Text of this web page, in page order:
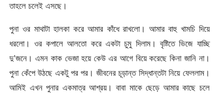
তাহলে চলেই এসছে।
পুনা ওর মাথাটা হালকা করে আমার কাঁধে রাখলো। আমার বাহু খামচি দিয়ে
ধরলো। ওর কপালে আলতো করে একটা চুমু দিলাম। বৃষ্টিতে ভিজে যাচ্ছি
দু’জনে। এমন কাক ভেজা হয়ে কেউ এর আগে বিয়ে করেছে কিনা জানি না।
পুনা কেঁপে উঠছে একটু পর পর। জীবনের চূড়ান্ত সিদ্ধান্তটা নিয়ে ফেললাম।
আমিই এখন পুনার একমাত্র আশ্রয়। বাবা মাকে ছেড়ে আমার কাছে চলে